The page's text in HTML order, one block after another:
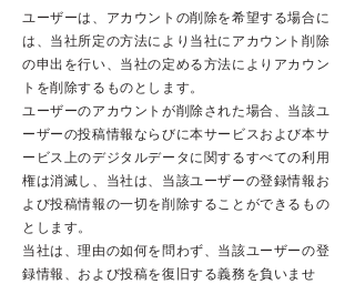
ユーザーは、アカウントの削除を希望する場合に
は、当社所定の方法により当社にアカウント削除
の申出を行い、当社の定める方法によりアカウン
トを削除するものとします。
ユーザーのアカウントが削除された場合、当該ユ
ーザーの投稿情報ならびに本サービスおよび本サ
ービス上のデジタルデータに関するすべての利用
権は消滅し、当社は、当該ユーザーの登録情報お
よび投稿情報の一切を削除することができるもの
とします。
当社は、理由の如何を問わず、当該ユーザーの登
録情報、および投稿を復旧する義務を負いませ